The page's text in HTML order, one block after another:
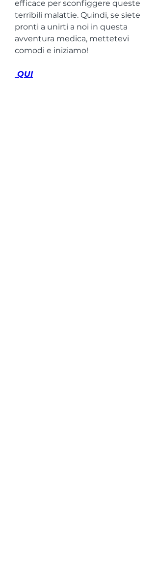
efficace per sconfiggere queste
terribili malattie. Quindi, se siete
pronti a unirti a noi in questa
avventura medica, mettetevi
comodi e iniziamo!
QUI